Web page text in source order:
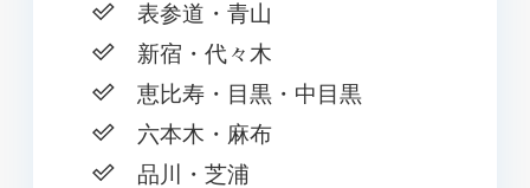
表参道・青山
新宿・代々木
恵比寿・目黒・中目黒
六本木・麻布
品川・芝浦